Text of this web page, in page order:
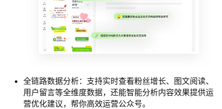
全链路数据分析：支持实时查看粉丝增长、图文阅读、
用户留言等全维度数据，还能智能分析内容效果提供运
营优化建议，帮你高效运营公众号。